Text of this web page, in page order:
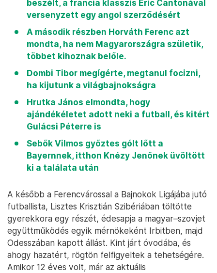
beszélt, a francia klasszis Eric Cantonával
versenyzett egy angol szerződésért
A második részben Horváth Ferenc azt
mondta, ha nem Magyarországra születik,
többet kihoznak belőle.
Dombi Tibor megígérte, megtanul focizni,
ha kijutunk a világbajnokságra
Hrutka János elmondta, hogy
ajándékéletet adott neki a futball, és kitért
Gulácsi Péterre is
Sebők Vilmos győztes gólt lőtt a
Bayernnek, itthon Knézy Jenőnek üvöltött
ki a találata után
A később a Ferencvárossal a Bajnokok Ligájába jutó
futballista, Lisztes Krisztián Szibériában töltötte
gyerekkora egy részét, édesapja a magyar–szovjet
együttműködés egyik mérnökeként Irbitben, majd
Odesszában kapott állást. Kint járt óvodába, és
ahogy hazatért, rögtön felfigyeltek a tehetségére.
Amikor 12 éves volt, már az aktuális